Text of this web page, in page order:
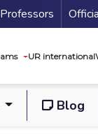
Professors
UR international
Blog